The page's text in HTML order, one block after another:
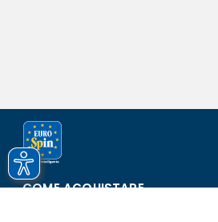
COME ACQUISTARE